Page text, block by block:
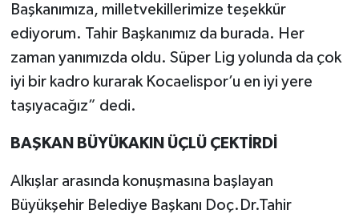
Başkanımıza, milletvekillerimize teşekkür
ediyorum. Tahir Başkanımız da burada. Her
zaman yanımızda oldu. Süper Lig yolunda da çok
iyi bir kadro kurarak Kocaelispor’u en iyi yere
taşıyacağız” dedi.
BAŞKAN BÜYÜKAKIN ÜÇLÜ ÇEKTİRDİ
Alkışlar arasında konuşmasına başlayan
Büyükşehir Belediye Başkanı Doç.Dr.Tahir